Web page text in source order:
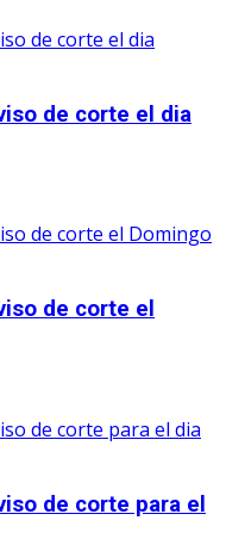
de corte el dia
de corte el
de corte para el